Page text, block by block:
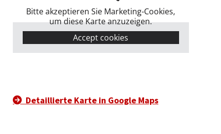
Bitte akzeptieren Sie Marketing-Cookies,
um diese Karte anzuzeigen.
Accept cookies
 Detaillierte Karte in Google Maps